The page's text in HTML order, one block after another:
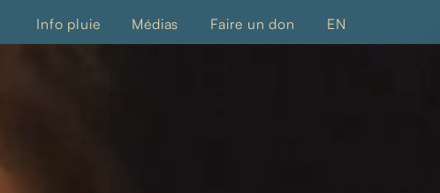
Info pluie Médias Faire un don EN